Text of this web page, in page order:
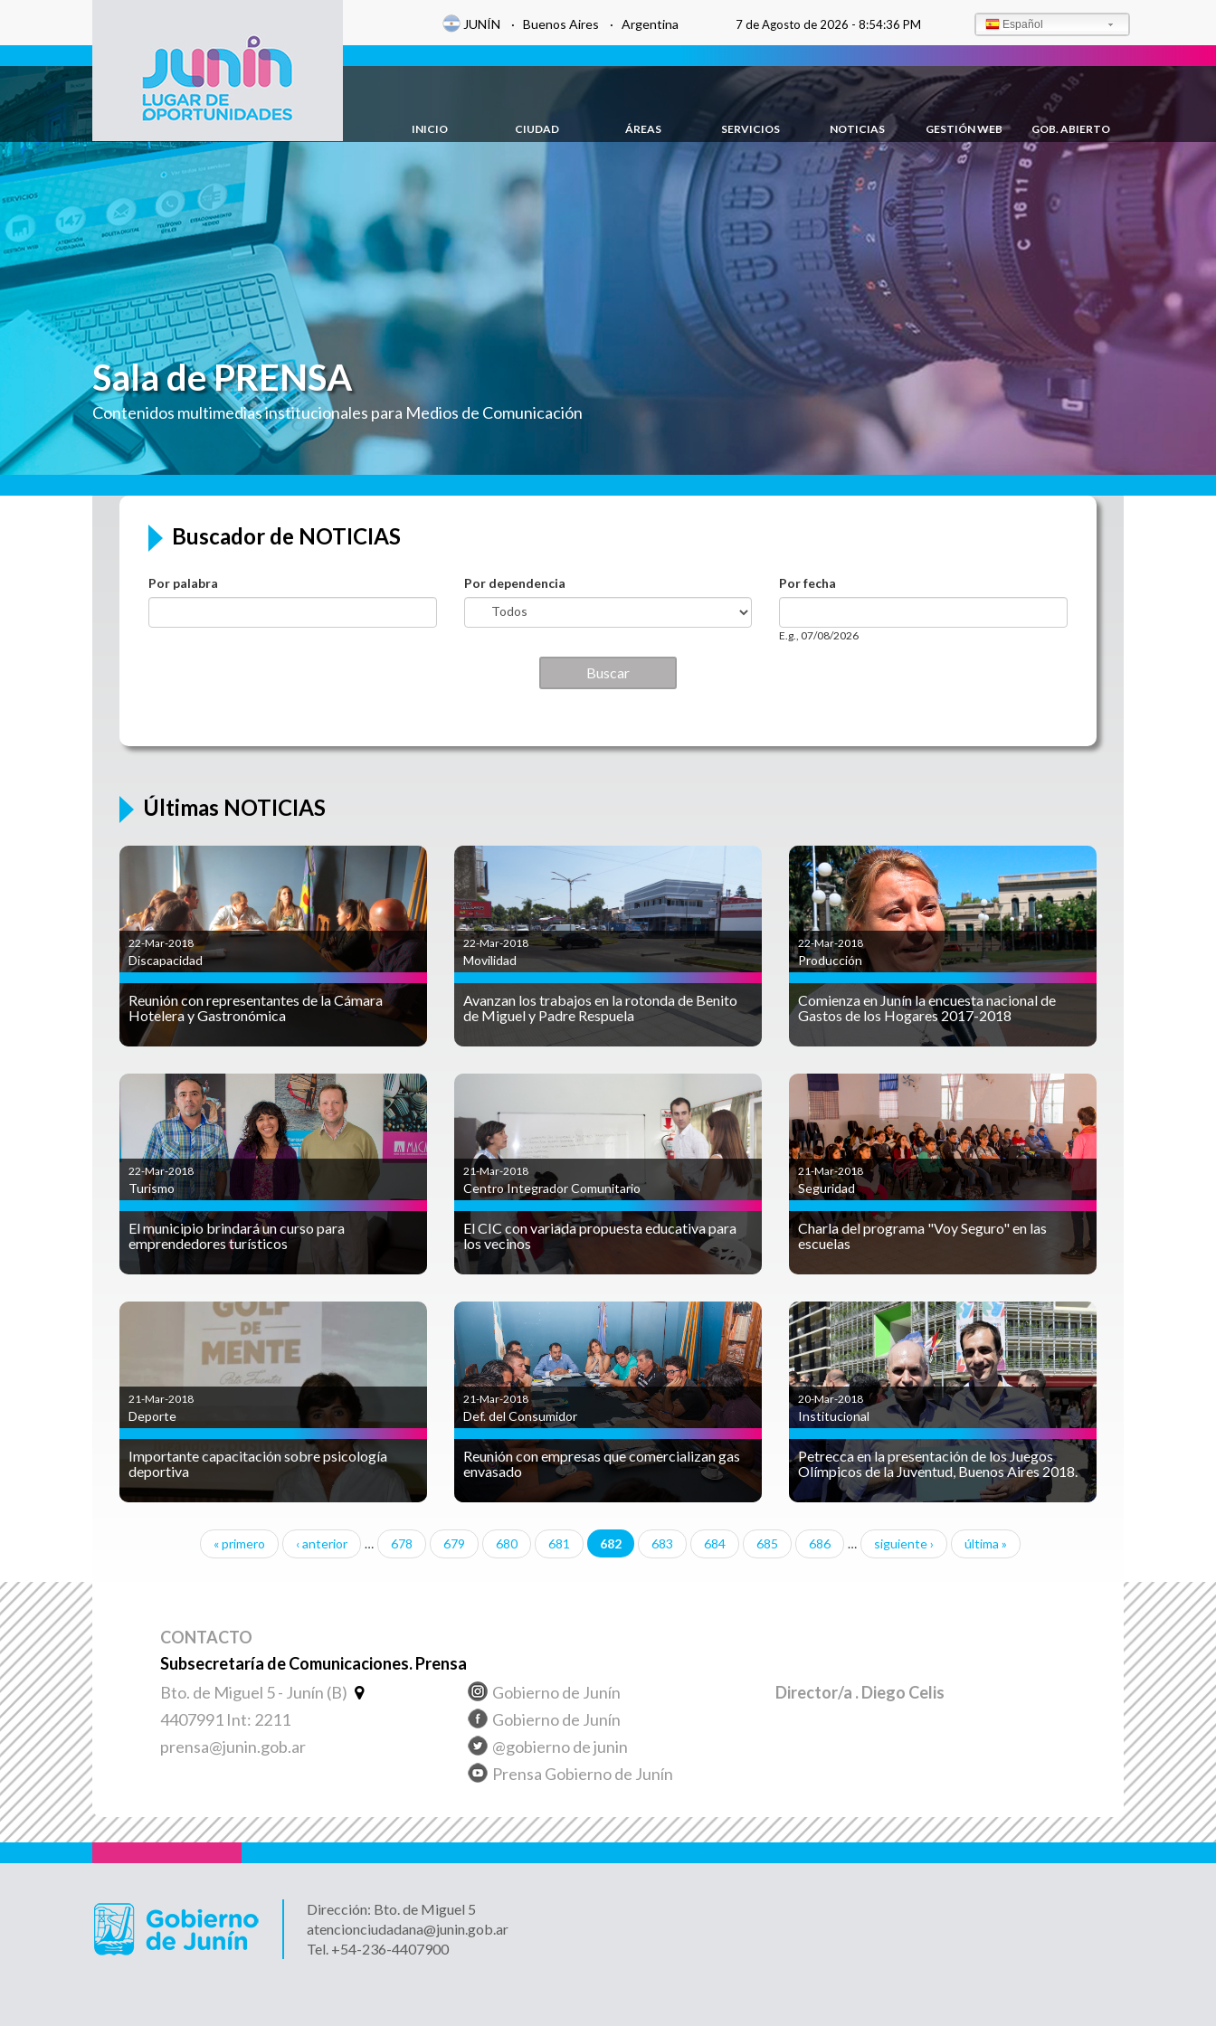
Gobierno de
Junín
JUNÍN · Buenos Aires · Argentina 7 de Agosto de 2026 -8:54:37 PM Español
INICIO CIUDAD ÁREAS SERVICIOS NOTICIAS GESTIÓN WEB GOB. ABIERTO
Sala de PRENSA
Contenidos multimedias institucionales para Medios de Comunicación
Buscador de NOTICIAS
Por palabra Por dependencia
Por fecha
E.g., 07/08/2026
Últimas NOTICIAS
22-Mar-2018
Discapacidad
Reunión con representantes de la Cámara
Hotelera y Gastronómica
22-Mar-2018
Movilidad
Avanzan los trabajos en la rotonda de Benito
de Miguel y Padre Respuela
22-Mar-2018
Producción
Comienza en Junín la encuesta nacional de
Gastos de los Hogares 2017-2018
22-Mar-2018
Turismo
El municipio brindará un curso para
emprendedores turísticos
21-Mar-2018
Centro Integrador Comunitario
El CIC con variada propuesta educativa para
los vecinos
21-Mar-2018
Seguridad
Charla del programa "Voy Seguro" en las
escuelas
21-Mar-2018
Deporte
Importante capacitación sobre psicología
deportiva
21-Mar-2018
Def. del Consumidor
Reunión con empresas que comercializan gas
envasado
20-Mar-2018
Institucional
Petrecca en la presentación de los Juegos
Olímpicos de la Juventud, Buenos Aires 2018.
« primero ‹ anterior … 678 679 680 681 682 683 684 685 686 … siguiente › última »
CONTACTO
Subsecretaría de Comunicaciones. Prensa
Bto. de Miguel 5 - Junín (B)
4407991 Int: 2211
prensa@junin.gob.ar
Gobierno de Junín
Gobierno de Junín
@gobierno de junin
Prensa Gobierno de Junín
Director/a . Diego Celis
Dirección: Bto. de Miguel 5
atencionciudadana@junin.gob.ar
Tel. +54-236-4407900